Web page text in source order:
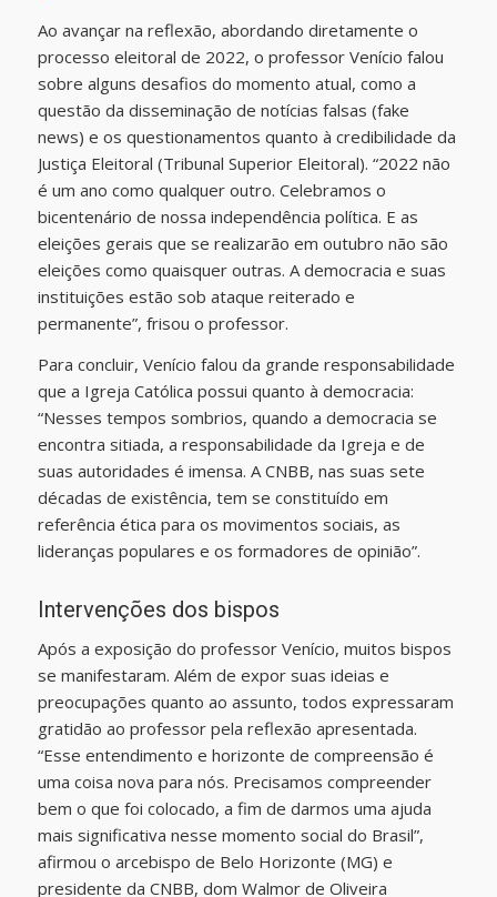
Ao avançar na reflexão, abordando diretamente o
processo eleitoral de 2022, o professor Venício falou
sobre alguns desafios do momento atual, como a
questão da disseminação de notícias falsas (fake
news) e os questionamentos quanto à credibilidade da
Justiça Eleitoral (Tribunal Superior Eleitoral). “2022 não
é um ano como qualquer outro. Celebramos o
bicentenário de nossa independência política. E as
eleições gerais que se realizarão em outubro não são
eleições como quaisquer outras. A democracia e suas
instituições estão sob ataque reiterado e
permanente”, frisou o professor.
Para concluir, Venício falou da grande responsabilidade
que a Igreja Católica possui quanto à democracia:
“Nesses tempos sombrios, quando a democracia se
encontra sitiada, a responsabilidade da Igreja e de
suas autoridades é imensa. A CNBB, nas suas sete
décadas de existência, tem se constituído em
referência ética para os movimentos sociais, as
lideranças populares e os formadores de opinião”.
Intervenções dos bispos
Após a exposição do professor Venício, muitos bispos
se manifestaram. Além de expor suas ideias e
preocupações quanto ao assunto, todos expressaram
gratidão ao professor pela reflexão apresentada.
“Esse entendimento e horizonte de compreensão é
uma coisa nova para nós. Precisamos compreender
bem o que foi colocado, a fim de darmos uma ajuda
mais significativa nesse momento social do Brasil”,
afirmou o arcebispo de Belo Horizonte (MG) e
presidente da CNBB, dom Walmor de Oliveira